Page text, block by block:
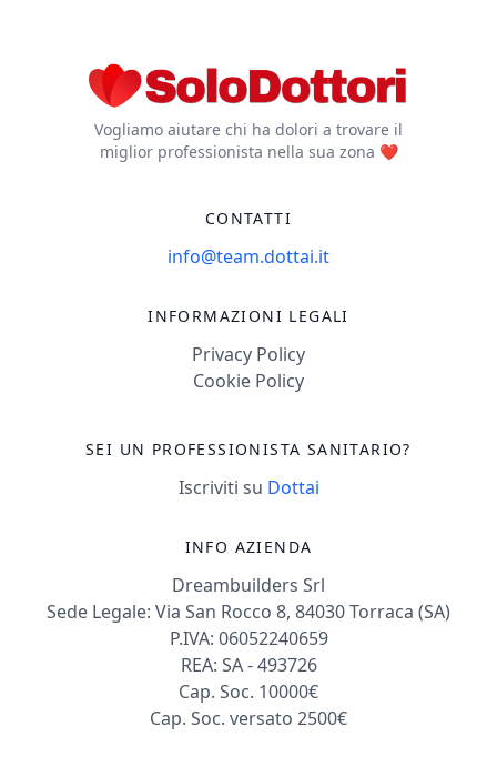
Vogliamo aiutare chi ha dolori a trovare il
miglior professionista nella sua zona ❤️
CONTATTI
info@team.dottai.it
INFORMAZIONI LEGALI
Privacy Policy
Cookie Policy
SEI UN PROFESSIONISTA SANITARIO?
Iscriviti su Dottai
INFO AZIENDA
Dreambuilders Srl
Sede Legale: Via San Rocco 8, 84030 Torraca (SA)
P.IVA: 06052240659
REA: SA - 493726
Cap. Soc. 10000€
Cap. Soc. versato 2500€